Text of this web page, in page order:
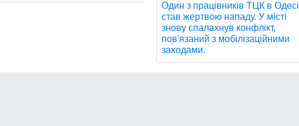
Один з працівників ТЦК в Одесі
став жертвою нападу. У місті
знову спалахнув конфлікт,
пов'язаний з мобілізаційними
заходами.